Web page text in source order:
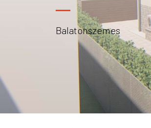
Balatonszemes